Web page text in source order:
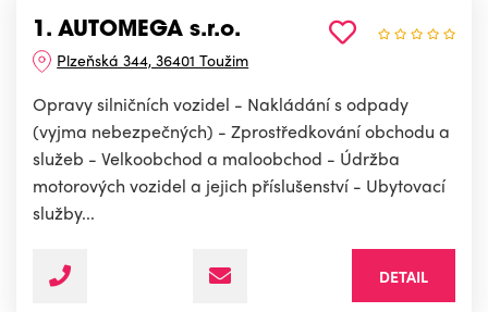
1. AUTOMEGA s.r.o.
Plzeňská 344, 36401 Toužim
Opravy silničních vozidel - Nakládání s odpady
(vyjma nebezpečných) - Zprostředkování obchodu a
služeb - Velkoobchod a maloobchod - Údržba
motorových vozidel a jejich příslušenství - Ubytovací
služby...
DETAIL